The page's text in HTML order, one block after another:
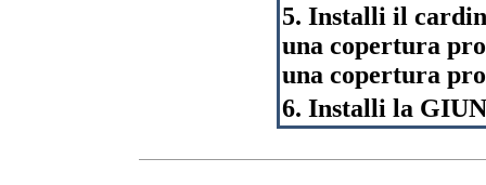
5. Installi il
una copertura
una copertura
6. Installi la